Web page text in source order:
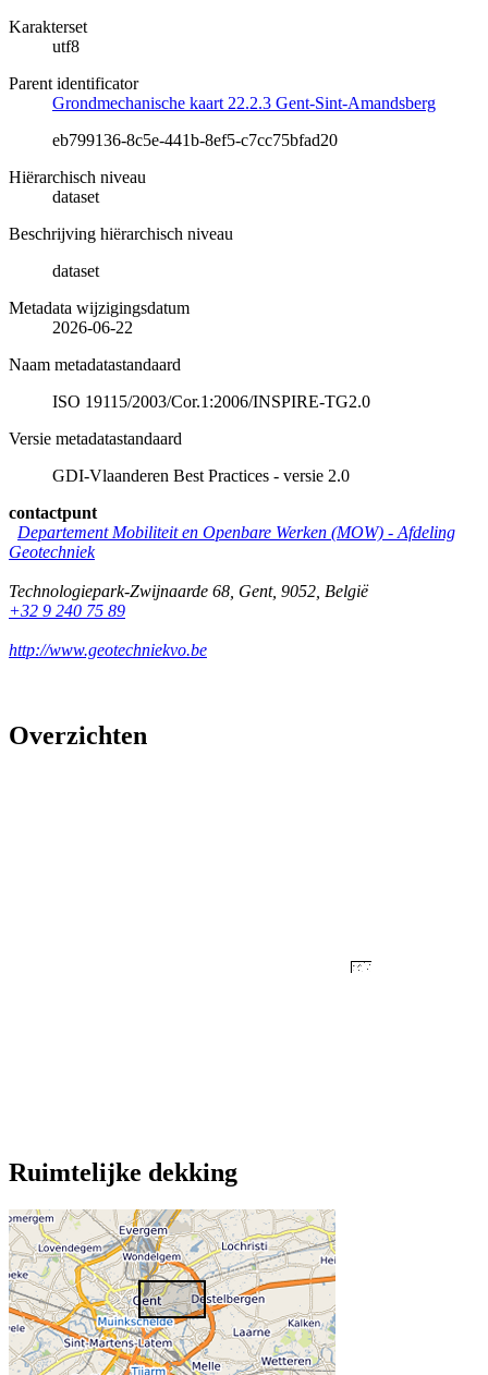
Karakterset
utf8
Parent identificator
Grondmechanische kaart 22.2.3 Gent-Sint-Amandsberg
eb799136-8c5e-441b-8ef5-c7cc75bfad20
Hiërarchisch niveau
dataset
Beschrijving hiërarchisch niveau
dataset
Metadata wijzigingsdatum
2026-06-22
Naam metadatastandaard
ISO 19115/2003/Cor.1:2006/INSPIRE-TG2.0
Versie metadatastandaard
GDI-Vlaanderen Best Practices - versie 2.0
contactpunt
Departement Mobiliteit en Openbare Werken (MOW) - Afdeling
Geotechniek
Technologiepark-Zwijnaarde 68 Gent, 9052 België
+32 9 240 75 89
http://www.geotechniekvo.be
Overzichten
Ruimtelijke dekking